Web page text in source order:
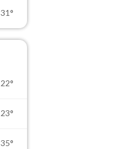
31°
22°
23°
35°